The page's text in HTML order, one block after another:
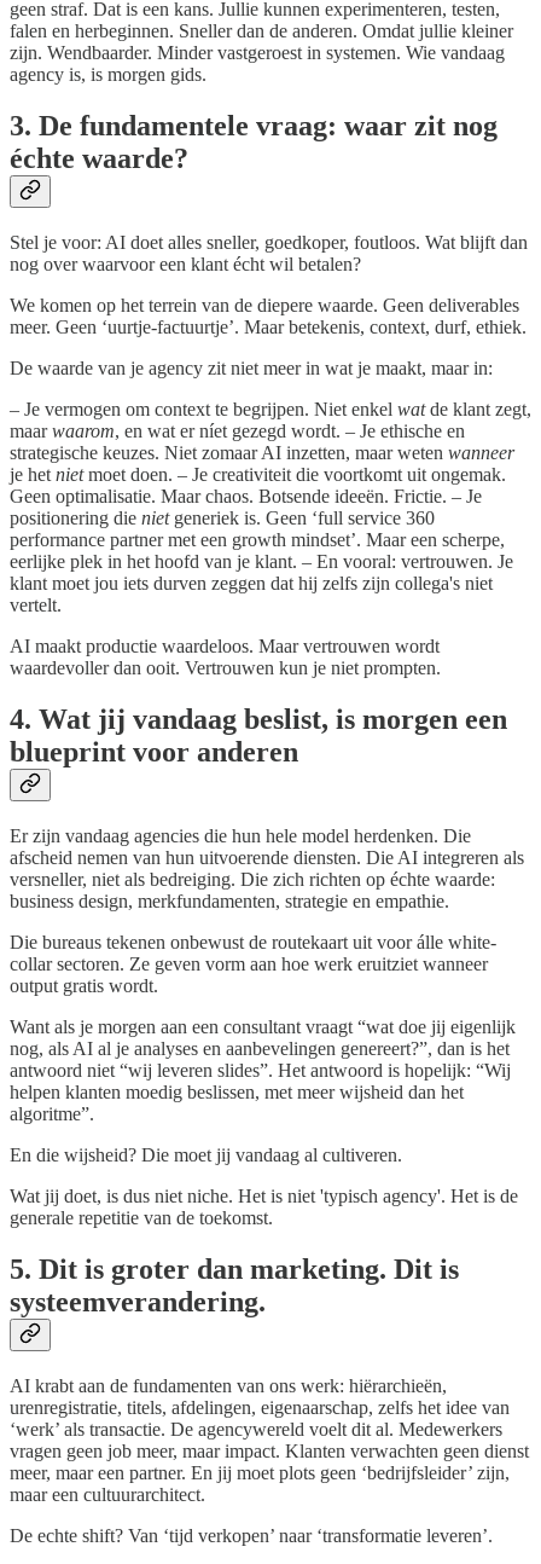
geen straf. Dat is een kans. Jullie kunnen experimenteren, testen,
falen en herbeginnen. Sneller dan de anderen. Omdat jullie kleiner
zijn. Wendbaarder. Minder vastgeroest in systemen. Wie vandaag
agency is, is morgen gids.
3. De fundamentele vraag: waar zit nog
échte waarde?
Stel je voor: AI doet alles sneller, goedkoper, foutloos. Wat blijft dan
nog over waarvoor een klant écht wil betalen?
We komen op het terrein van de diepere waarde. Geen deliverables
meer. Geen ‘uurtje-factuurtje’. Maar betekenis, context, durf, ethiek.
De waarde van je agency zit niet meer in wat je maakt, maar in:
– Je vermogen om context te begrijpen. Niet enkel watde klant zegt,
maarwaarom, en wat er níet gezegd wordt. – Je ethische en
strategische keuzes. Niet zomaar AI inzetten, maar weten wanneer
je het nietmoet doen. – Je creativiteit die voortkomt uit ongemak.
Geen optimalisatie. Maar chaos. Botsende ideeën. Frictie. – Je
positionering die nietgeneriek is. Geen ‘full service 360
performance partner met een growth mindset’. Maar een scherpe,
eerlijke plek in het hoofd van je klant. – En vooral: vertrouwen. Je
klant moet jou iets durven zeggen dat hij zelfs zijn collega's niet
vertelt.
AI maakt productie waardeloos. Maar vertrouwen wordt
waardevoller dan ooit. Vertrouwen kun je niet prompten.
4. Wat jij vandaag beslist, is morgen een
blueprint voor anderen
Er zijn vandaag agencies die hun hele model herdenken. Die
afscheid nemen van hun uitvoerende diensten. Die AI integreren als
versneller, niet als bedreiging. Die zich richten op échte waarde:
business design, merkfundamenten, strategie en empathie.
Die bureaus tekenen onbewust de routekaart uit voor álle white-
collar sectoren. Ze geven vorm aan hoe werk eruitziet wanneer
output gratis wordt.
Want als je morgen aan een consultant vraagt “wat doe jij eigenlijk
nog, als AI al je analyses en aanbevelingen genereert?”, dan is het
antwoord niet “wij leveren slides”. Het antwoord is hopelijk: “Wij
helpen klanten moedig beslissen, met meer wijsheid dan het
algoritme”.
En die wijsheid? Die moet jij vandaag al cultiveren.
Wat jij doet, is dus niet niche. Het is niet 'typisch agency'. Het is de
generale repetitie van de toekomst.
5. Dit is groter dan marketing. Dit is
systeemverandering.
AI krabt aan de fundamenten van ons werk: hiërarchieën,
urenregistratie, titels, afdelingen, eigenaarschap, zelfs het idee van
‘werk’ als transactie. De agencywereld voelt dit al. Medewerkers
vragen geen job meer, maar impact. Klanten verwachten geen dienst
meer, maar een partner. En jij moet plots geen ‘bedrijfsleider’ zijn,
maar een cultuurarchitect.
De echte shift? Van ‘tijd verkopen’ naar ‘transformatie leveren’.